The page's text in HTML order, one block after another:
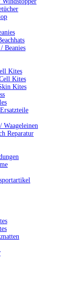
Beanies
Kites
Kites
Kites
Waageleinen
Reparatur